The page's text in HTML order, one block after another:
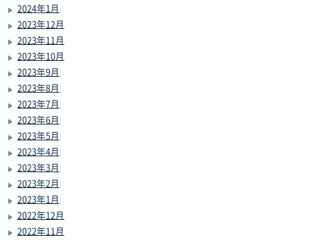
2024年1月
2023年12月
2023年11月
2023年10月
2023年9月
2023年8月
2023年7月
2023年6月
2023年5月
2023年4月
2023年3月
2023年2月
2023年1月
2022年12月
2022年11月